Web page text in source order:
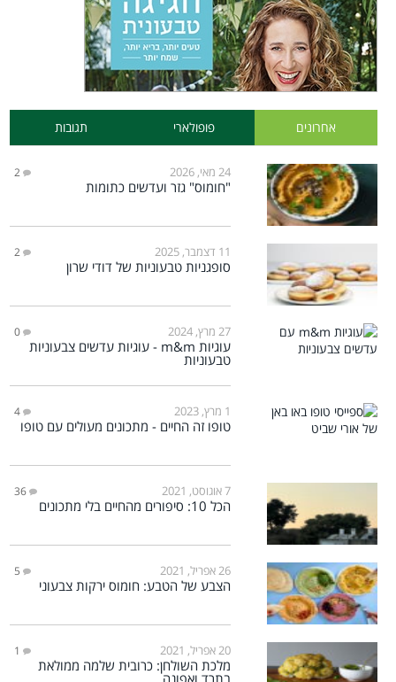
אחרונים פופולארי תגובות
24 מאי, 2026 2
"חומוס" גזר ועדשים כתומות
11 דצמבר, 2025 2
סופגניות טבעוניות של דודי שרון
27 מרץ, 2024 0
עוגיות m&m - עוגיות עדשים צבעוניות
טבעוניות
1 מרץ, 2023 4
טופו זה החיים - מתכונים מעולים עם טופו
7 אוגוסט, 2021 36
הכל 10: סיפורים מהחיים בלי מתכונים
26 אפריל, 2021 5
הצבע של הטבע: חומוס ירקות צבעוני
20 אפריל, 2021 1
מלכת השולחן: כרובית שלמה ממולאת
בתרד ואפונה